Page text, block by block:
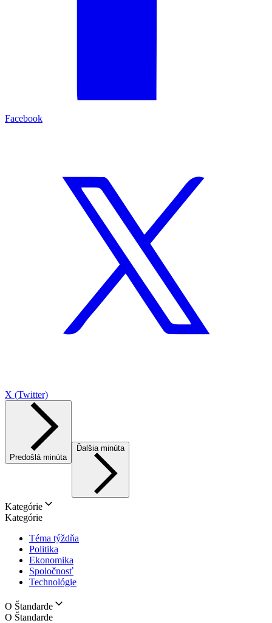
Facebook
X (Twitter)
Predošlá minúta
Ďalšia minúta
Kategórie
Kategórie
Téma týždňa
Politika
Ekonomika
Spoločnosť
Technológie
O Štandarde
O Štandarde